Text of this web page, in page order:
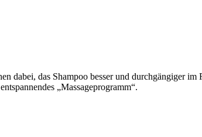
das Shampoo besser und durchgängiger im
„Massageprogramm“.